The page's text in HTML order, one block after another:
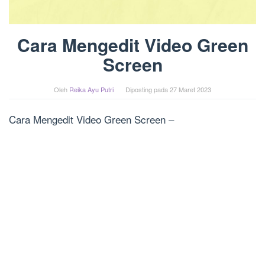
Cara Mengedit Video Green
Screen
Oleh Reika Ayu Putri Diposting pada 27 Maret 2023
Cara Mengedit Video Green Screen –